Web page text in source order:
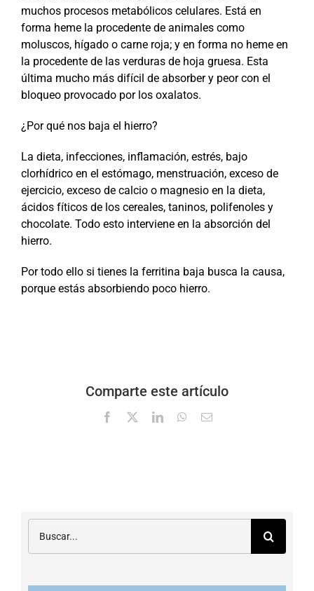
muchos procesos metabólicos celulares. Está en
forma heme la procedente de animales como
moluscos, hígado o carne roja; y en forma no heme en
la procedente de las verduras de hoja gruesa. Esta
última mucho más difícil de absorber y peor con el
bloqueo provocado por los oxalatos.
¿Por qué nos baja el hierro?
La dieta, infecciones, inflamación, estrés, bajo
clorhídrico en el estómago, menstruación, exceso de
ejercicio, exceso de calcio o magnesio en la dieta,
ácidos fíticos de los cereales, taninos, polifenoles y
chocolate. Todo esto interviene en la absorción del
hierro.
Por todo ello si tienes la ferritina baja busca la causa,
porque estás absorbiendo poco hierro.
Comparte este artículo
Facebook LinkedInWhatsApp
Correo